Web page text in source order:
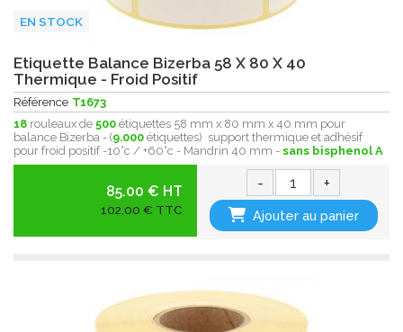
EN STOCK
Etiquette Balance Bizerba 58 X 80 X 40
Thermique - Froid Positif
Référence T1673
18 rouleaux de 500 étiquettes 58 mm x 80 mm x 40 mm pour
balance Bizerba - (9.000 étiquettes) support thermique et adhésif
pour froid positif -10°c / +60°c - Mandrin 40 mm - sans bisphenol A
85.00 € HT
102,00 € TTC
- +
Ajouter au panier